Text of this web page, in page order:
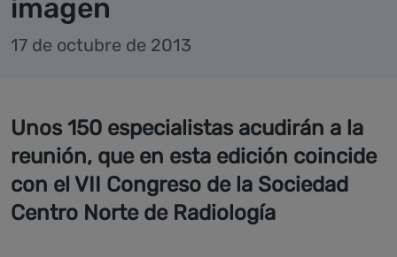
imagen
17 de octubre de 2013
Unos 150 especialistas acudirán a la
reunión, que en esta edición coincide
con el VII Congreso de la Sociedad
Centro Norte de Radiología